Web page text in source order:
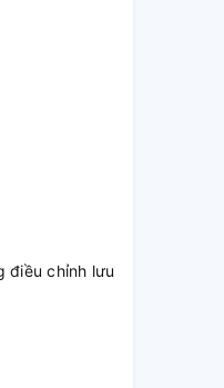
điều chỉnh lưu